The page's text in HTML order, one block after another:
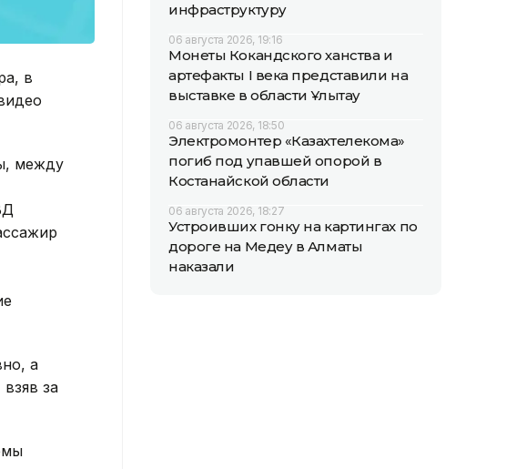
в
между
а
за
инфраструктуру
06 августа 2026, 19:16
Монеты Кокандского ханства и
артефакты I века представили на
выставке в области Ұлытау
06 августа 2026, 18:50
Электромонтер «Казахтелекома»
погиб под упавшей опорой в
Костанайской области
06 августа 2026, 18:27
Устроивших гонку на картингах по
дороге на Медеу в Алматы
наказали